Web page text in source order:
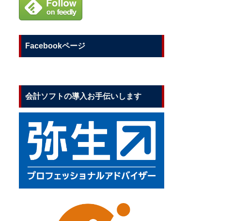
Facebookページ
会計ソフトの導入お手伝いします